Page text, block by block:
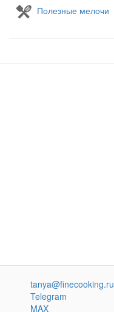
Полезные мелочи
tanya@finecooking.ru
Telegram
MAX